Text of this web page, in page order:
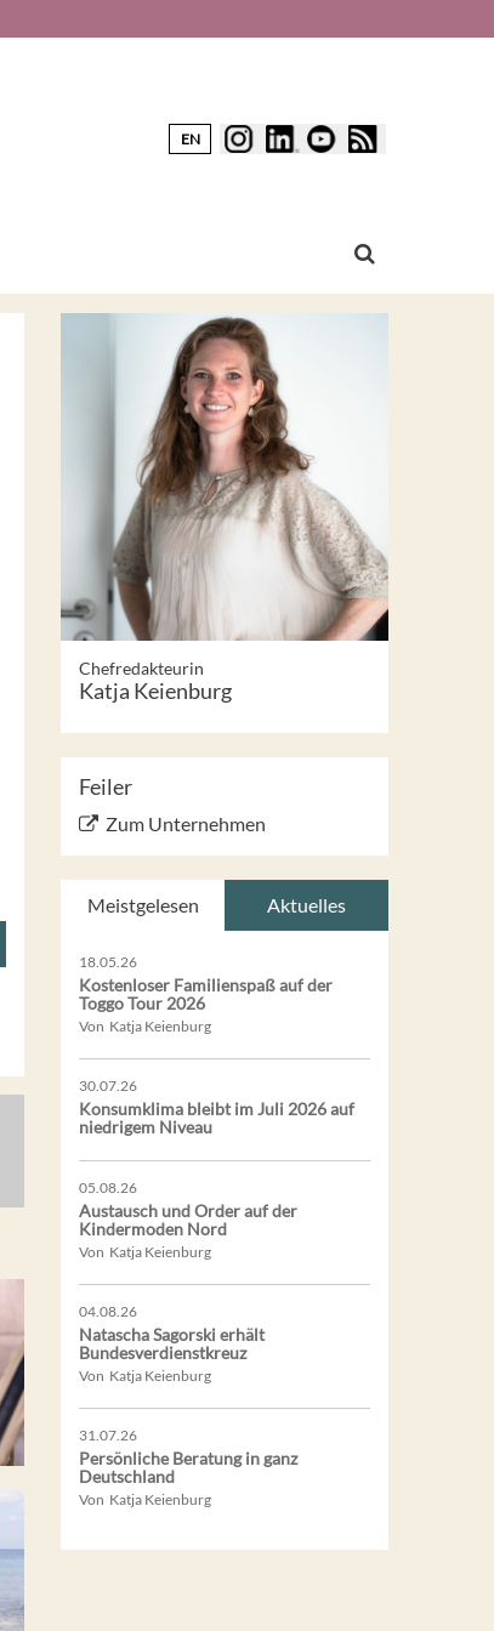
EN
Chefredakteurin
Katja Keienburg
Feiler
Zum Unternehmen
Meistgelesen Aktuelles
18.05.26
Kostenloser Familienspaß auf der
Toggo Tour 2026
Von Katja Keienburg
30.07.26
Konsumklima bleibt im Juli 2026 auf
niedrigem Niveau
05.08.26
Austausch und Order auf der
Kindermoden Nord
Von Katja Keienburg
04.08.26
Natascha Sagorski erhält
Bundesverdienstkreuz
Von Katja Keienburg
31.07.26
Persönliche Beratung in ganz
Deutschland
Von Katja Keienburg